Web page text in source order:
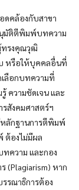
คล้องกับสาขา
มัติตีพิมพ์บทความ
ทรงคุณวุฒิ
หรือให้บุคคลอื่นที่
เลือกบทความที่
ความชัดเจน และ
สังคมศาสตร์ฯ
ลักฐานการตีพิมพ์
ต้องไม่มีผล
ความ และกอง
(Plagiarism) หาก
รณาธิการต้อง